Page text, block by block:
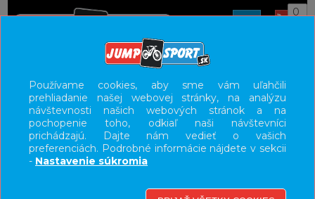
0
UŽÍVATEĽSKÝ PANEL
KATEGÓRIE
HLAVNÉ MENU
Používame cookies, aby sme vám uľahčili
prehliadanie našej webovej stránky, na analýzu
návštevnosti našich webových stránok a na
pochopenie toho, odkiaľ naši návštevníci
prichádzajú. Dajte nám vedieť o vašich
preferenciách. Podrobné informácie nájdete v sekcii
- Nastavenie súkromia